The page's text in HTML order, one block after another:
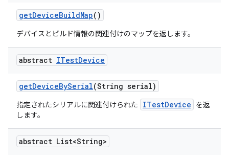
getDeviceBuildMap()
デバイスとビルド情報の関連付けのマップを返します。
abstract ITestDevice
getDeviceBySerial(String serial)
指定されたシリアルに関連付けられた ITestDevice
を返
します。
abstract List<String>